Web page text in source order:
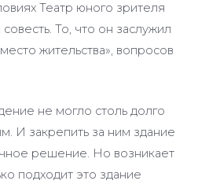
Театр юного зрителя
То, что он заслужил
жительства», вопросов
не могло столь долго
И закрепить за ним здание
решение. Но возникает
подходит это здание